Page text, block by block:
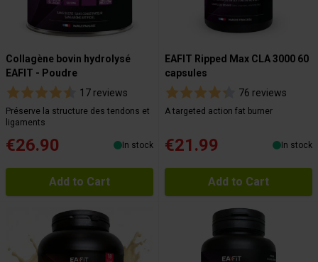
Collagène bovin hydrolysé
EAFIT - Poudre
17 reviews
Préserve la structure des tendons et
ligaments
€26.90 In stock
Add to Cart
EAFIT Ripped Max CLA 3000 60
capsules
76 reviews
A targeted action fat burner
€21.99 In stock
Add to Cart